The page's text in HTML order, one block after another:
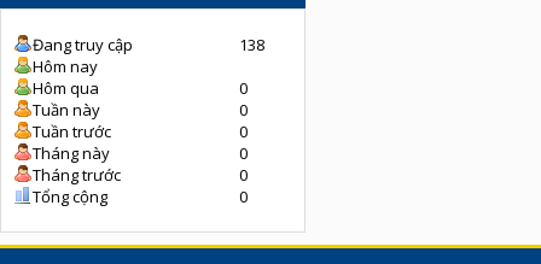
Đang truy cập
138
Hôm nay
Hôm qua
0
Tuần này
0
Tuần trước
0
Tháng này
0
Tháng trước
0
Tổng cộng
0